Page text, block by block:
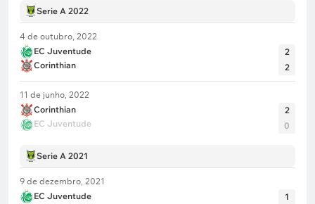
Serie A 2022
4 de outubro, 2022
EC Juventude
Corinthian
2
2
11 de junho, 2022
Corinthian
EC Juventude
2
0
Serie A 2021
9 de dezembro, 2021
EC Juventude
1